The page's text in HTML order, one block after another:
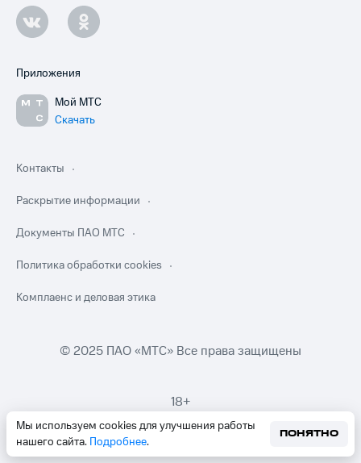
Мы используем cookies для улучшения работы
нашего сайта. Подробнее.
ПОНЯТНО
Приложения
Мой МТС
Скачать
Контакты
Раскрытие информации
Документы ПАО МТС
Политика обработки cookies
Комплаенс и деловая этика
© 2025 ПАО «МТС» Все права защищены
18+